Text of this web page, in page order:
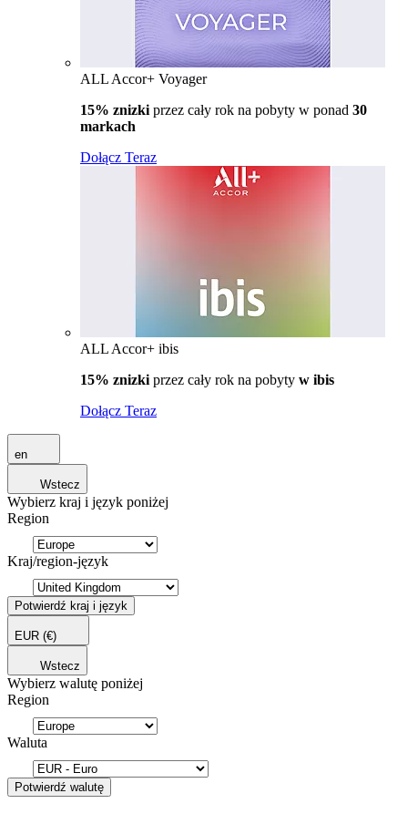
ALL Accor+ Voyager
15% znizki przez cały rok na pobyty w ponad 30
markach
Dołącz Teraz
ALL Accor+ ibis
15% znizki przez cały rok na pobyty w ibis
Dołącz Teraz
en
Wstecz
Wybierz kraj i język poniżej
Region
Kraj/region-język
Potwierdź kraj i język
EUR (€)
Wstecz
Wybierz walutę poniżej
Region
Waluta
Potwierdź walutę